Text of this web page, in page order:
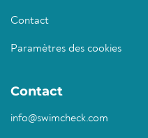
Contact
Paramètres des cookies
Contact
info@swimcheck.com